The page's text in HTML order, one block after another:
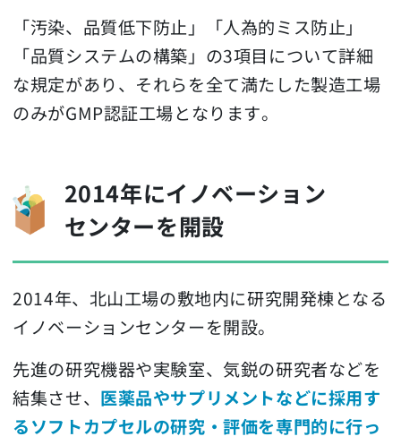
「汚染、品質低下防止」「人為的ミス防止」
「品質システムの構築」の3項目について詳細
な規定があり、それらを全て満たした製造工場
のみがGMP認証工場となります。
2014年にイノベーション
センターを開設
2014年、北山工場の敷地内に研究開発棟となる
イノベーションセンターを開設。
先進の研究機器や実験室、気鋭の研究者などを
結集させ、 医薬品やサプリメントなどに採用す
るソフトカプセルの研究・評価を専門的に行っ